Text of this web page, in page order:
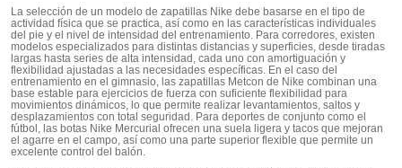
La selección de un modelo de zapatillas Nike debe basarse en el tipo de
actividad física que se practica, así como en las características individuales
del pie y el nivel de intensidad del entrenamiento. Para corredores, existen
modelos especializados para distintas distancias y superficies, desde tiradas
largas hasta series de alta intensidad, cada uno con amortiguación y
flexibilidad ajustadas a las necesidades específicas. En el caso del
entrenamiento en el gimnasio, las zapatillas Metcon de Nike combinan una
base estable para ejercicios de fuerza con suficiente flexibilidad para
movimientos dinámicos, lo que permite realizar levantamientos, saltos y
desplazamientos con total seguridad. Para deportes de conjunto como el
fútbol, las botas Nike Mercurial ofrecen una suela ligera y tacos que mejoran
el agarre en el campo, así como una parte superior flexible que permite un
excelente control del balón.